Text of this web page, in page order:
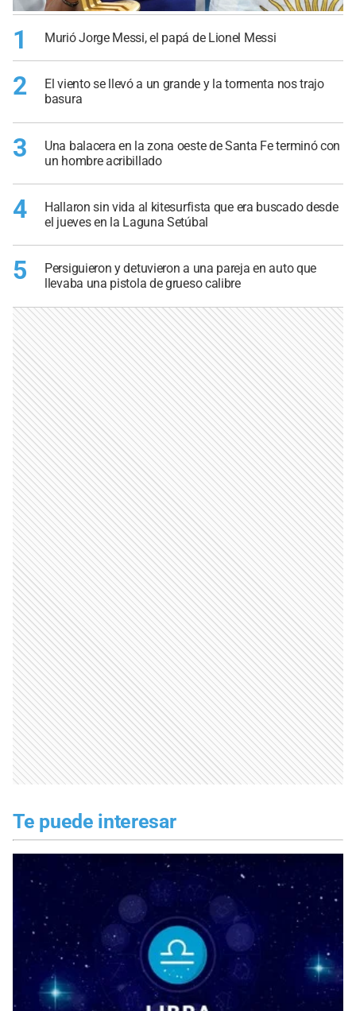
1 Murió Jorge Messi, el papá de Lionel Messi
2
El viento se llevó a un grande y la tormenta nos trajo
basura
3
Una balacera en la zona oeste de Santa Fe terminó con
un hombre acribillado
4
Hallaron sin vida al kitesurfista que era buscado desde
el jueves en la Laguna Setúbal
5
Persiguieron y detuvieron a una pareja en auto que
llevaba una pistola de grueso calibre
Te puede interesar